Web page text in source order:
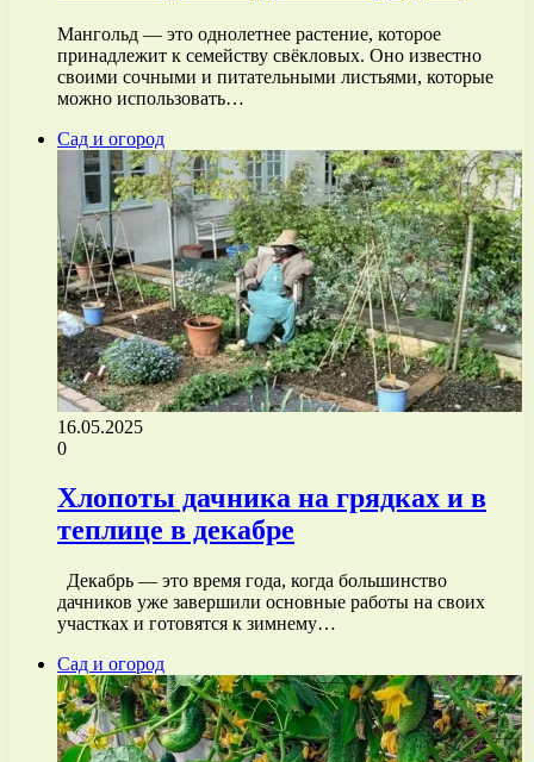
Мангольд — это однолетнее растение, которое
принадлежит к семейству свёкловых. Оно известно
своими сочными и питательными листьями, которые
можно использовать…
Сад и огород
16.05.2025
0
Хлопоты дачника на грядках и в
теплице в декабре
Декабрь — это время года, когда большинство
дачников уже завершили основные работы на своих
участках и готовятся к зимнему…
Сад и огород